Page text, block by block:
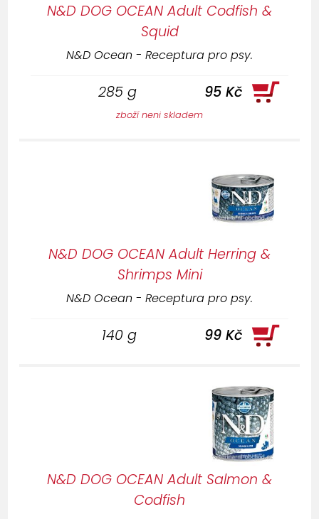
N&D DOG OCEAN Adult Codfish &
Squid
N&D Ocean - Receptura pro psy.
285 g 95 Kč
zboží neni skladem
N&D DOG OCEAN Adult Herring &
Shrimps Mini
N&D Ocean - Receptura pro psy.
140 g 99 Kč
N&D DOG OCEAN Adult Salmon &
Codfish